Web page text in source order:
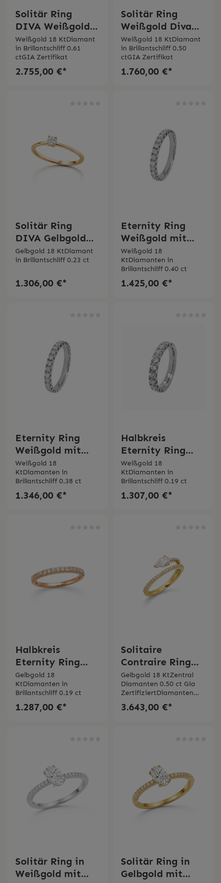
Solitär Ring
DIVA Weißgold
mit GIA Diamant
Bertignoll
Weißgold 18 KtDiamant
in Brillantschliff 0.61
ctGIA Zertifikat
2.755,00 €*
Solitär Ring
Weißgold Diva
mit GIA Diamant
0.30 ct Bertignoll
Weißgold 18 KtDiamant
in Brillantschliff 0.50
ctGIA Zertifikat
1.760,00 €*
Solitär Ring
DIVA Gelbgold
mit Diamant
Bertignoll
Gelbgold 18 KtDiamant
in Brillantschliff 0.23 ct
1.306,00 €*
Eternity Ring
Weißgold mit
Diamanten
Bertignoll
Weißgold 18
KtDiamanten in
Brillantschliff 0.40 ct
1.425,00 €*
Eternity Ring
Weißgold mit
Diamanten 0.38
ct Bertignoll
Weißgold 18
KtDiamanten in
Brillantschliff 0.38 ct
1.346,00 €*
Halbkreis
Eternity Ring
Weißgold mit
Diamanten 0.19
ct Bertignoll
Weißgold 18
KtDiamanten in
Brillantschliff 0.19 ct
1.307,00 €*
Halbkreis
Eternity Ring
Gelbgold mit
Diamanten 0.19
ct Bertignoll
Gelbgold 18
KtDiamanten in
Brillantschliff 0.19 ct
1.287,00 €*
Solitaire
Contraire Ring
aus Gelbgold mit
GIA
Zentraldiamante
n
Gelbgold 18 KtZentral
Diamanten 0.50 ct Gia
ZertifiziertDiamanten
3.643,00 €*
Solitär Ring in
Weißgold mit
Solitär Ring in
Gelbgold mit